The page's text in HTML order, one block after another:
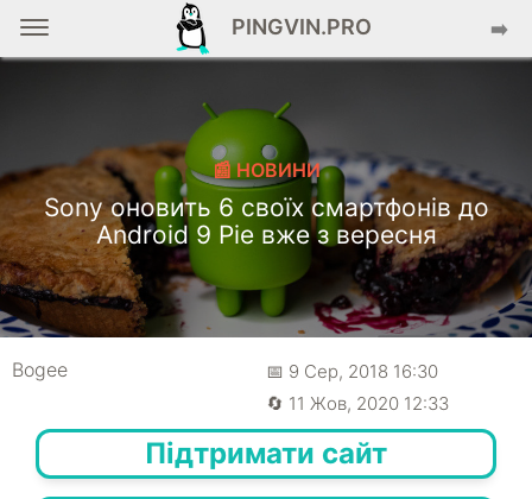
PINGVIN.PRO ➡️
📰 НОВИНИ
Sony оновить 6 своїх смартфонів до
Android 9 Pie вже з вересня
Bogee
📅 9 Сер, 2018 16:30
🔄 11 Жов, 2020 12:33
Підтримати сайт